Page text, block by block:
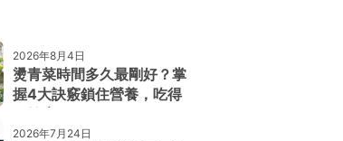
2026年8月4日
燙青菜時間多久最剛好？掌
握4大訣竅鎖住營養，吃得
更健康！
2026年7月24日